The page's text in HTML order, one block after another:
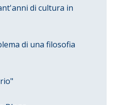
di cultura in
di una filosofia